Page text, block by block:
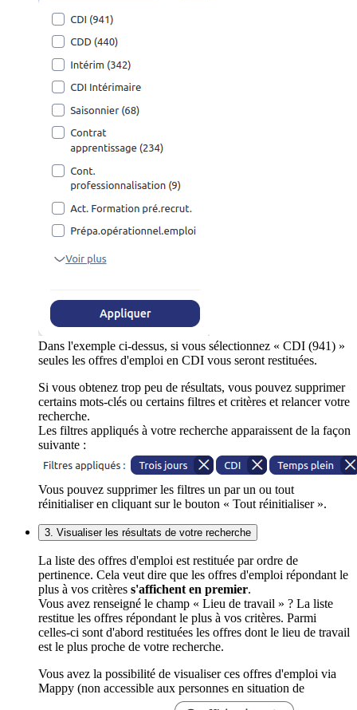
Dans l'exemple ci-dessus, si vous sélectionnez « CDI (941) »
seules les offres d'emploi en CDI vous seront restituées.
Si vous obtenez trop peu de résultats, vous pouvez supprimer
certains mots-clés ou certains filtres et critères et relancer votre
recherche.
Les filtres appliqués à votre recherche apparaissent de la façon
suivante :
Vous pouvez supprimer les filtres un par un ou tout
réinitialiser en cliquant sur le bouton « Tout réinitialiser ».
3. Visualiser les résultats de votre recherche
La liste des offres d'emploi est restituée par ordre de
pertinence. Cela veut dire que les offres d'emploi répondant le
plus à vos critères s'affichent en premier.
Vous avez renseigné le champ « Lieu de travail » ? La liste
restitue les offres répondant le plus à vos critères. Parmi
celles-ci sont d'abord restituées les offres dont le lieu de travail
est le plus proche de votre recherche.
Vous avez la possibilité de visualiser ces offres d'emploi via
Mappy (non accessible aux personnes en situation de